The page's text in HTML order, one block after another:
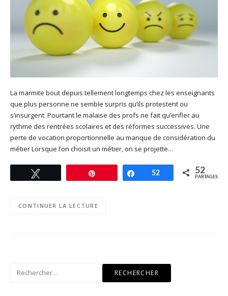
La marmite bout depuis tellement longtemps chez les enseignants
que plus personne ne semble surpris qu’ils protestent ou
s’insurgent. Pourtant le malaise des profs ne fait qu’enfler au
rythme des rentrées scolaires et des réformes successives. Une
perte de vocation proportionnelle au manque de considération du
métier Lorsque l’on choisit un métier, on se projette…
Enregistrer Partagez
52 52
PARTAGES
CONTINUER LA LECTURE
Rechercher :